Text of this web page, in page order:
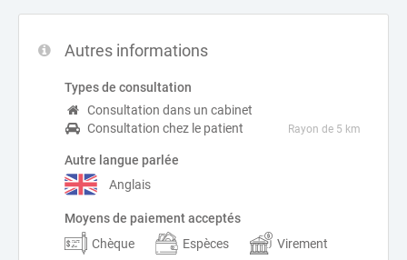
Autres informations
Types de consultation
Consultation dans un cabinet
Consultation chez le patient
Rayon de 5 km
Autre langue parlée
Anglais
Moyens de paiement acceptés
Chèque
Espèces Virement